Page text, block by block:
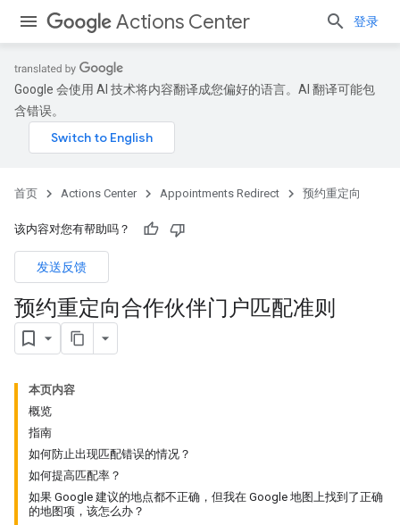
Actions Center 登录
Google 会使用 AI 技术将内容翻译成您偏好的语言。AI 翻译可能包
含错误。
首页 Actions Center Appointments Redirect 预约重定向
该内容对您有帮助吗？
发送反馈
预约重定向合作伙伴门户匹配准则
本页内容
概览
指南
如何防止出现匹配错误的情况？
如何提高匹配率？
如果 Google 建议的地点都不正确，但我在 Google 地图上找到了正确
的地图项，该怎么办？